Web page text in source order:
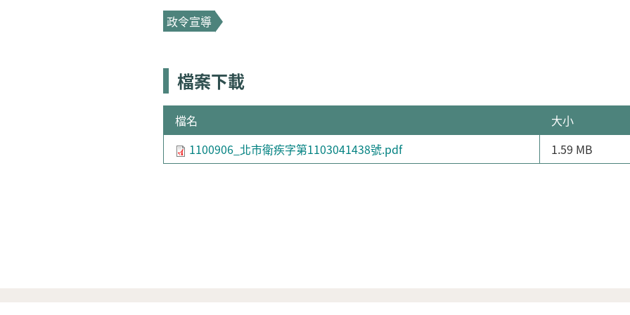
政令宣導
檔案下載
檔名 大小
1100906_北市衛疾字第1103041438號.pdf
1.59 MB